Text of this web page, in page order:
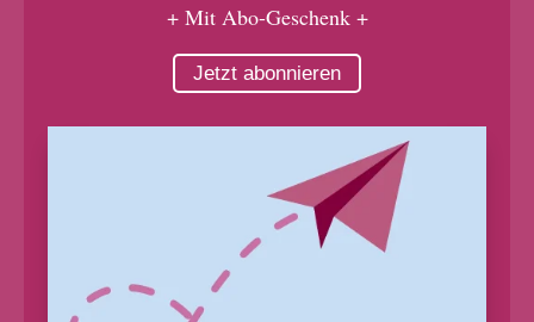
+ Mit Abo-Geschenk +
Jetzt abonnieren